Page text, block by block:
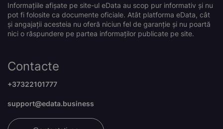
Informațiile afișate pe site-ul eData au scop pur informativ și nu
pot fi folosite ca documente oficiale. Atât platforma eData, cât
și angajații acesteia nu oferă niciun fel de garanție și nu poartă
nici o răspundere pe partea informaților publicate pe site.
Contacte
+37322101777
support@edata.business